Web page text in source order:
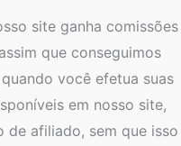
site ganha comissões
que conseguimos
você efetua suas
em nosso site,
de afiliado, sem que isso